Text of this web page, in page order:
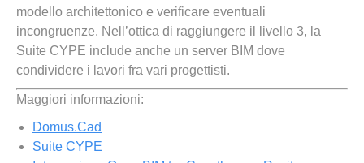
modello architettonico e verificare eventuali
incongruenze. Nell’ottica di raggiungere il livello 3, la
Suite CYPE include anche un server BIM dove
condividere i lavori fra vari progettisti.
Maggiori informazioni:
Domus.Cad
Suite CYPE